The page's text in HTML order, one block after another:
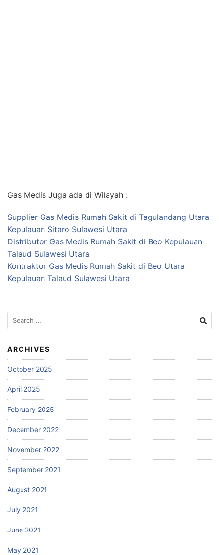
Gas Medis Juga ada di Wilayah :
Supplier Gas Medis Rumah Sakit di Tagulandang Utara
Kepulauan Sitaro Sulawesi Utara
Distributor Gas Medis Rumah Sakit di Beo Kepulauan
Talaud Sulawesi Utara
Kontraktor Gas Medis Rumah Sakit di Beo Utara
Kepulauan Talaud Sulawesi Utara
Search
for:
ARCHIVES
October 2025
April 2025
February 2025
December 2022
November 2022
September 2021
August 2021
July 2021
June 2021
May 2021